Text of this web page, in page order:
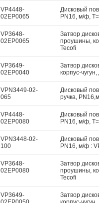
VP4448-
02EP0065
Дисковый
PN16, м/ф,
VP3648-
02EP0065
Затвор
проушины,
Tecofi
VP3649-
02EP0040
Затвор
корпус-
VPN3449-02-
065
Дисковый
ручка,
VP4448-
02EP0080
Дисковый
PN16, м/ф,
VPN3448-02-
100
Дисковый
PN16, м/ф :
VP3648-
02EP0080
Затвор
проушины,
Tecofi
VP3649-
Затвор